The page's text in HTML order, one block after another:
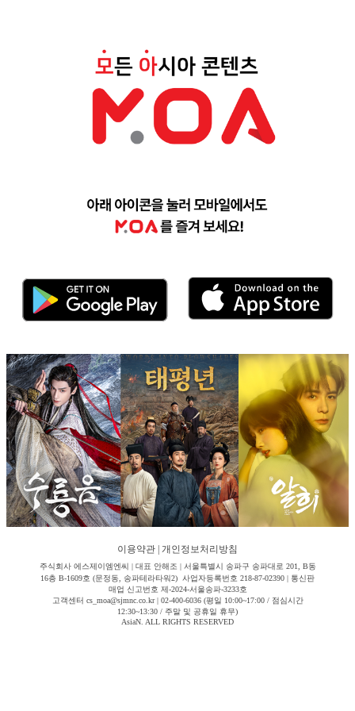
이용약관 개인정보처리방침
주식회사 에스제이엠엔씨 | 대표 안해조 | 서울특별시 송파구 송파대로 201, B동
16층 B-1609호 (문정동, 송파테라타워2) 사업자등록번호 218-87-02390 | 통신판
매업 신고번호 제-2024-서울송파-3233호
고객센터 cs_moa@sjmnc.co.kr | 02-400-6036 (평일 10:00~17:00 / 점심시간
12:30~13:30 / 주말 및 공휴일 휴무)
AsiaN. ALL RIGHTS RESERVED